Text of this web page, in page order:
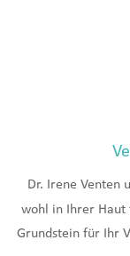
Dr. Irene Venten
wohl in Ihrer Haut
Grundstein für Ihr